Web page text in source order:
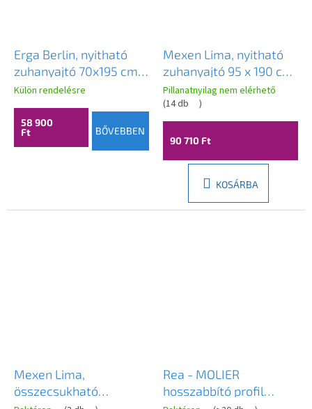
Erga Berlin, nyitható
zuhanyajtó 70x195 cm,
6 mm átlátszó üveg,
króm profil, ERG-V02-
BERLIN-D070-CR
Külön rendelésre
58 900
Ft
BŐVEBBEN
Mexen Lima, nyitható
zuhanyajtó 95 x 190 cm,
6 mm átlátszó üveg,
króm profil, 856-095-
000-01-00
Pillanatnyilag nem elérhető
(14 db )
90 710 Ft
KOSÁRBA
Mexen Lima,
összecsukható
Rea - MOLIER
hosszabbító profil